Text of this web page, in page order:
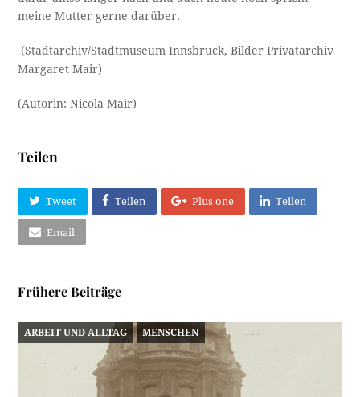
meine Mutter gerne darüber.
(Stadtarchiv/Stadtmuseum Innsbruck, Bilder Privatarchiv
Margaret Mair)
(Autorin: Nicola Mair)
Teilen
Tweet Teilen Plus one Teilen
Email
Frühere Beiträge
ARBEIT UND ALLTAG MENSCHEN